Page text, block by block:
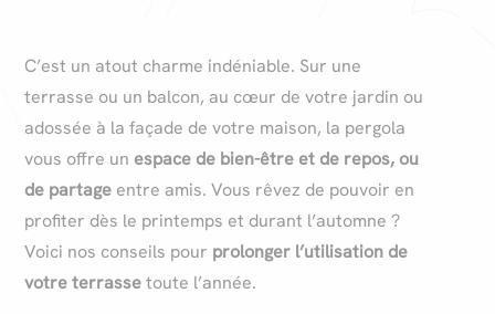
C’est un atout charme indéniable. Sur une
terrasse ou un balcon, au cœur de votre jardin ou
adossée à la façade de votre maison, la pergola
vous offre un espace de bien-être et de repos, ou
de partage entre amis. Vous rêvez de pouvoir en
profiter dès le printemps et durant l’automne ?
Voici nos conseils pour prolonger l’utilisation de
votre terrassetoute l’année.